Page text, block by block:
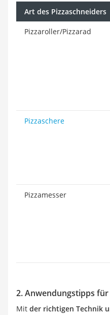
Art des Pizzaschneiders
Pizzaroller/Pizzarad
Pizzaschere
Pizzamesser
2. Anwendungstipps
Mit der richtigen Technik